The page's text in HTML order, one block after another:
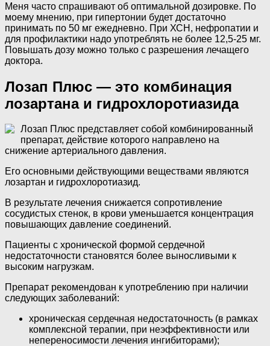
Меня часто спрашивают об оптимальной дозировке. По
моему мнению, при гипертонии будет достаточно
принимать по 50 мг ежедневно. При ХСН, нефропатии и
для профилактики надо употреблять не более 12,5-25 мг.
Повышать дозу можно только с разрешения лечащего
доктора.
Лозап Плюс — это комбинация
лозартана и гидрохлоротиазида
Лозап Плюс представляет собой комбинированный
препарат, действие которого направлено на
снижение артериального давления.
Его основными действующими веществами являются
лозартан и гидрохлоротиазид.
В результате лечения снижается сопротивление
сосудистых стенок, в крови уменьшается концентрация
повышающих давление соединений.
Пациенты с хронической формой сердечной
недостаточности становятся более выносливыми к
высоким нагрузкам.
Препарат рекомендован к употреблению при наличии
следующих заболеваний:
хроническая сердечная недостаточность (в рамках
комплексной терапии, при неэффективности или
непереносимости лечения ингибиторами);